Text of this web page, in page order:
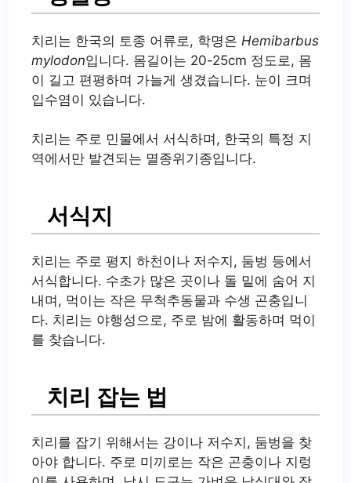
치리는 한국의 토종 어류로, 학명은 Hemibarbus
mylodon입니다. 몸길이는 20-25cm 정도로, 몸
이 길고 편평하며 가늘게 생겼습니다. 눈이 크며
입수염이 있습니다.
치리는 주로 민물에서 서식하며, 한국의 특정 지
역에서만 발견되는 멸종위기종입니다.
서식지
치리는 주로 평지 하천이나 저수지, 둠벙 등에서
서식합니다. 수초가 많은 곳이나 돌 밑에 숨어 지
내며, 먹이는 작은 무척추동물과 수생 곤충입니
다. 치리는 야행성으로, 주로 밤에 활동하며 먹이
를 찾습니다.
치리 잡는 법
치리를 잡기 위해서는 강이나 저수지, 둠벙을 찾
아야 합니다. 주로 미끼로는 작은 곤충이나 지렁